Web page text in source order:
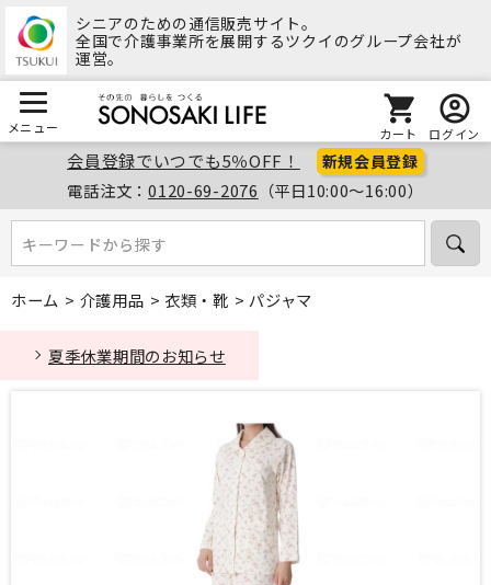
シニアのための通信販売サイト。
全国で介護事業所を展開するツクイのグループ会社が
運営。
メニュー カート ログイン
会員登録でいつでも5％OFF！ 新規会員登録
電話注文：0120-69-2076 （平日10:00～16:00）
キーワードから探す
キーワードから探す
ホーム > 介護用品 > 衣類・靴 > パジャマ
夏季休業期間のお知らせ